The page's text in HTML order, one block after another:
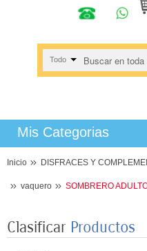
Todo
Mis Categorias
Inicio DISFRACES Y
vaquero
SOMBRERO
Clasificar Productos